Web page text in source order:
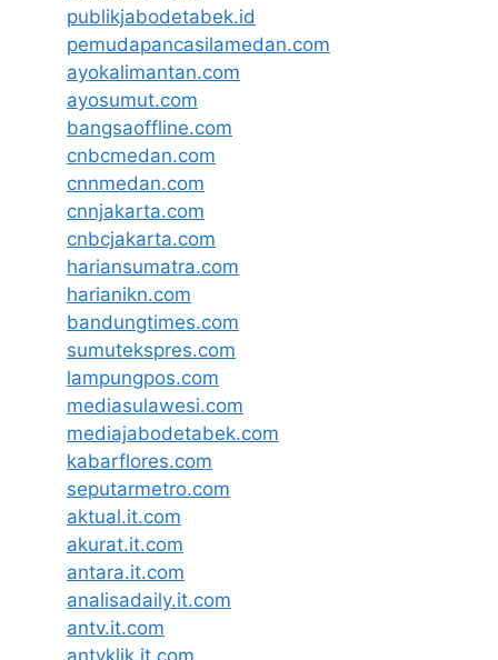
publikjabodetabek.id
pemudapancasilamedan.com
ayokalimantan.com
ayosumut.com
bangsaoffline.com
cnbcmedan.com
cnnmedan.com
cnnjakarta.com
cnbcjakarta.com
hariansumatra.com
harianikn.com
bandungtimes.com
sumutekspres.com
lampungpos.com
mediasulawesi.com
mediajabodetabek.com
kabarflores.com
seputarmetro.com
aktual.it.com
akurat.it.com
antara.it.com
analisadaily.it.com
antv.it.com